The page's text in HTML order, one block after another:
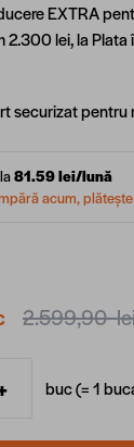
EXTRA
2.300 lei, la Plata
securizat pentru
81.59lei/lună
acum,
2.599,90
buc (=1